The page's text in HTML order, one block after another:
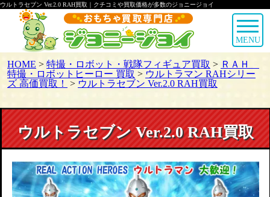
ウルトラセブン Ver.2.0 RAH買取｜クチコミや買取価格が多数のジョニージョイ
MENU
HOME > 特撮・ロボット・戦隊フィギュア買取 > ＲＡＨ
特撮・ロボットヒーロー 買取 > ウルトラマン RAHシリー
ズ 高価買取！
> ウルトラセブン Ver.2.0 RAH買取
ウルトラセブン Ver.2.0 RAH買取